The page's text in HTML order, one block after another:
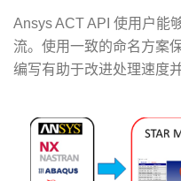
Ansys ACT API 使用户能
流。使用一致的命名方案
编写有助于改进处理速度